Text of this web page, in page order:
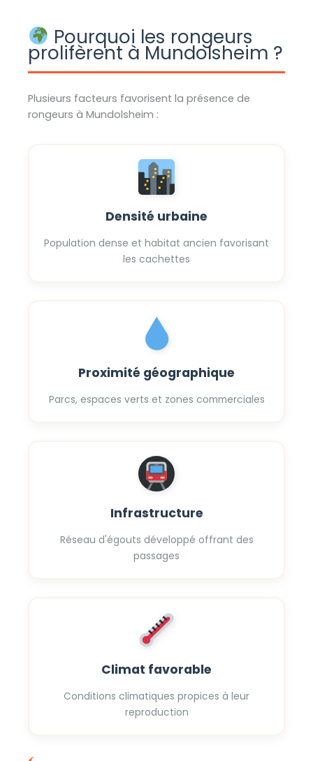
Pourquoi les rongeurs
prolifèrent à Mundolsheim ?
Plusieurs facteurs favorisent la présence de
rongeurs à Mundolsheim :
Densité urbaine
Population dense et habitat ancien favorisant
les cachettes
Proximité géographique
Parcs, espaces verts et zones commerciales
Infrastructure
Réseau d'égouts développé offrant des
passages
Climat favorable
Conditions climatiques propices à leur
reproduction